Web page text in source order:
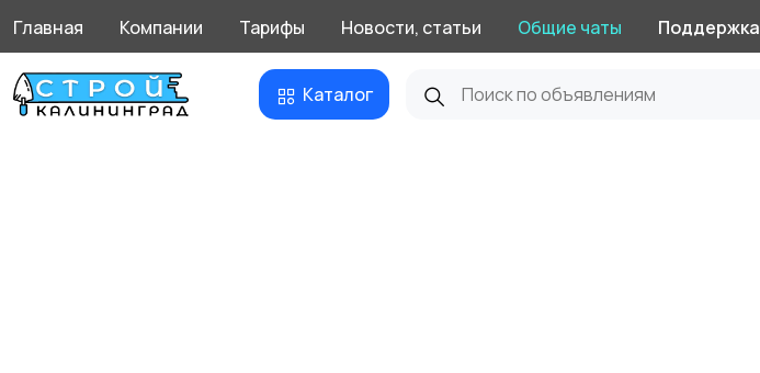
Главная Компании Тарифы Новости, статьи Общие чаты Поддержка
Каталог